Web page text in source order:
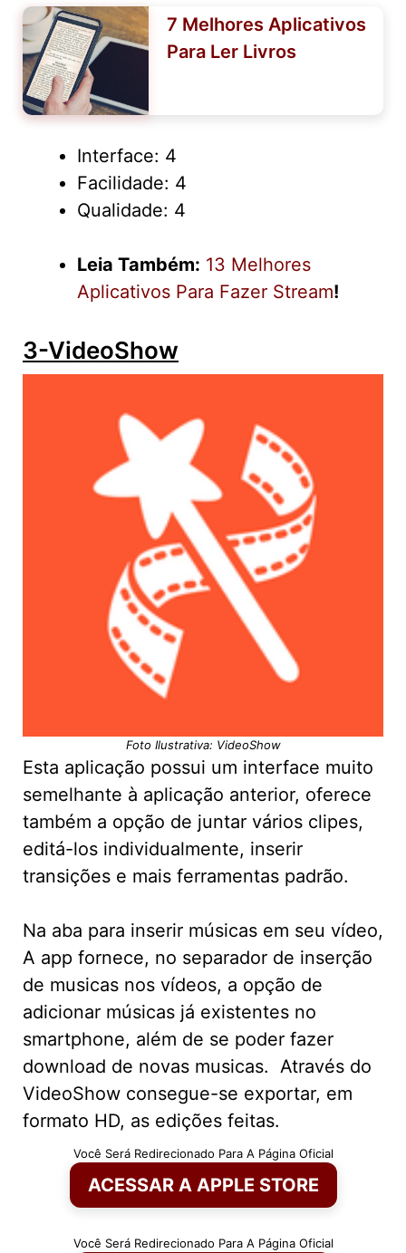
7 Melhores Aplicativos
Para Ler Livros
Interface: 4
Facilidade: 4
Qualidade: 4
Leia Também: 13 Melhores
Aplicativos Para Fazer Stream!
3-VideoShow
Foto Ilustrativa: VideoShow
Esta aplicação possui um interface muito
semelhante à aplicação anterior, oferece
também a opção de juntar vários clipes,
editá-los individualmente, inserir
transições e mais ferramentas padrão.
Na aba para inserir músicas em seu vídeo,
A app fornece, no separador de inserção
de musicas nos vídeos, a opção de
adicionar músicas já existentes no
smartphone, além de se poder fazer
download de novas musicas. Através do
VideoShow consegue-se exportar, em
formato HD, as edições feitas.
Você Será Redirecionado Para A Página Oficial
ACESSAR A APPLE STORE
Você Será Redirecionado Para A Página Oficial